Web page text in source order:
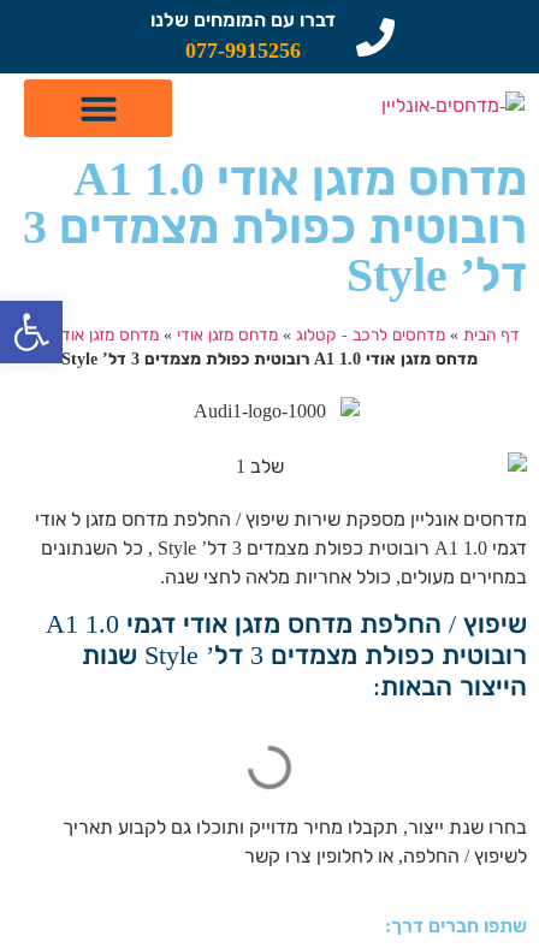
דברו עם המומחים שלנו
077-9915256
מדחס מזגן אודי A1 1.0
רובוטית כפולת מצמדים 3
דל’ Style
דף הבית » מדחסים לרכב - קטלוג » מדחס מזגן אודי » מדחס מזגן אודי A1
»
מדחס מזגן אודי A1 1.0 רובוטית כפולת מצמדים 3 דל’ Style
מדחסים אונליין מספקת שירות שיפוץ / החלפת מדחס מזגן ל אודי
דגמי A1 1.0 רובוטית כפולת מצמדים 3 דל’ Style , כל השנתונים
במחירים מעולים, כולל אחריות מלאה לחצי שנה.
שיפוץ / החלפת מדחס מזגן אודי דגמי A1 1.0
רובוטית כפולת מצמדים 3 דל’ Style שנות
הייצור הבאות:
בחרו שנת ייצור, תקבלו מחיר מדוייק ותוכלו גם לקבוע תאריך
לשיפוץ / החלפה, או לחלופין צרו קשר
שתפו חברים דרך: